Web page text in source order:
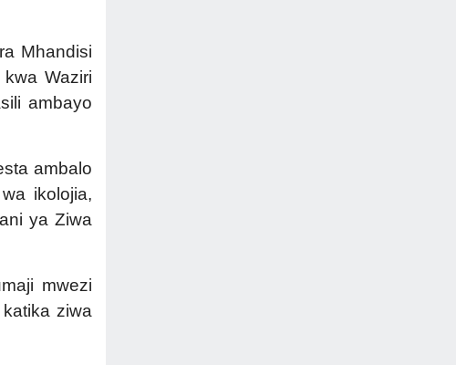
Mhandisi
Waziri
ambayo
ambalo
ikolojia,
ya Ziwa
mwezi
ziwa